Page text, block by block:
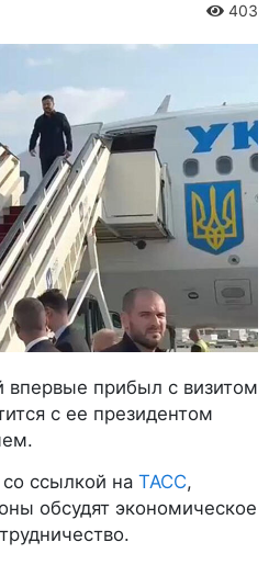
403
впервые прибыл с визитом
с ее президентом
со ссылкой на ТАСС,
обсудят экономическое